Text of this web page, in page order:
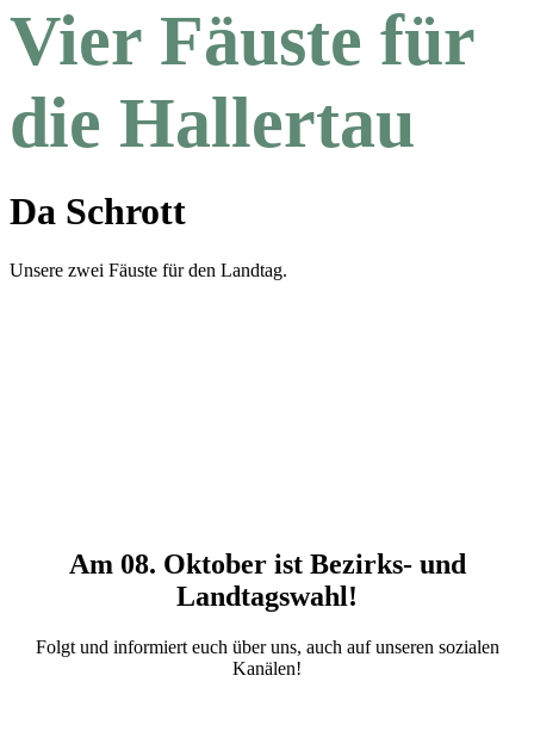
Vier Fäuste für
die Hallertau
Da Schrott
Unsere zwei Fäuste für den Landtag.
Am 08. Oktober ist Bezirks- und
Landtagswahl!
Folgt und informiert euch über uns, auch auf unseren sozialen
Kanälen!